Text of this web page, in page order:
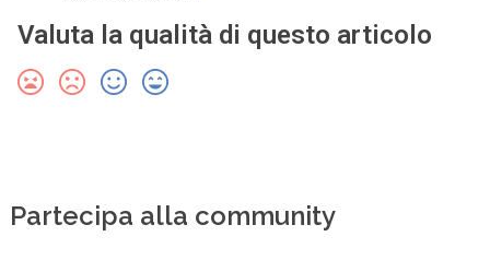
Valuta la qualità di questo articolo
Partecipa alla community